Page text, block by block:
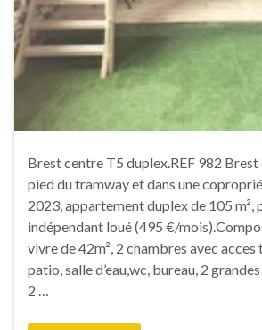
Brest centre T5 duplex.REF 982 Brest
pied du tramway et dans une
2023, appartement duplex de 105 m²,
indépendant loué (495 €/
vivre de 42m², 2 chambres avec acces
patio, salle d’eau,wc, bureau, 2
2 …